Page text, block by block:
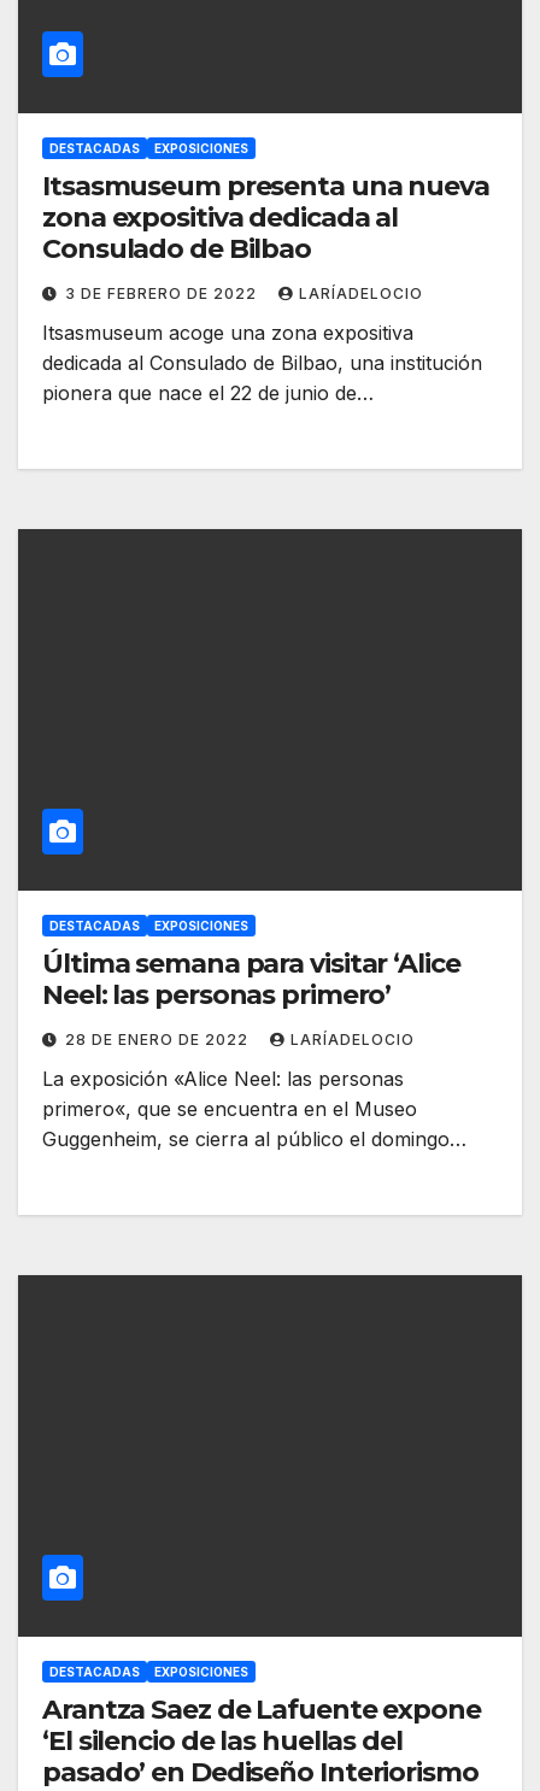
DESTACADAS EXPOSICIONES
Itsasmuseum presenta una nueva
zona expositiva dedicada al
Consulado de Bilbao
3 DE FEBRERO DE 2022 LARÍADELOCIO
Itsasmuseum acoge una zona expositiva
dedicada al Consulado de Bilbao, una institución
pionera que nace el 22 de junio de…
DESTACADAS EXPOSICIONES
Última semana para visitar ‘Alice
Neel: las personas primero’
28 DE ENERO DE 2022 LARÍADELOCIO
La exposición «Alice Neel: las personas
primero«, que se encuentra en el Museo
Guggenheim, se cierra al público el domingo…
DESTACADAS EXPOSICIONES
Arantza Saez de Lafuente expone
‘El silencio de las huellas del
pasado’ en Dediseño Interiorismo